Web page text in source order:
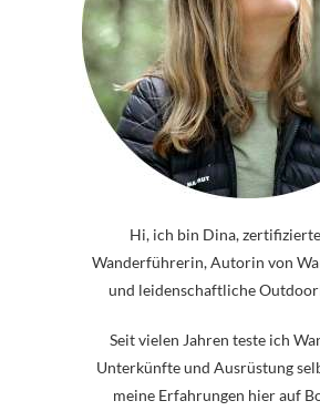
Hi, ich bin Dina,
Wanderführerin, Autorin von
und leidenschaftliche
Seit vielen Jahren teste ich
Unterkünfte und Ausrüstung
meine Erfahrungen hier auf